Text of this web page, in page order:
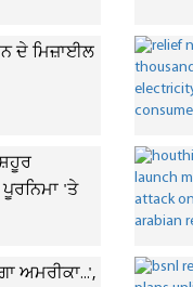
ਦੇ ਮਿਜ਼ਾਈਲ
'ਤੇ
ਅਮਰੀਕਾ...',